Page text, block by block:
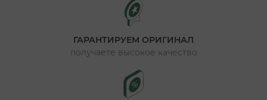
ГАРАНТИРУЕМ ОРИГИНАЛ
получаете высокое качество